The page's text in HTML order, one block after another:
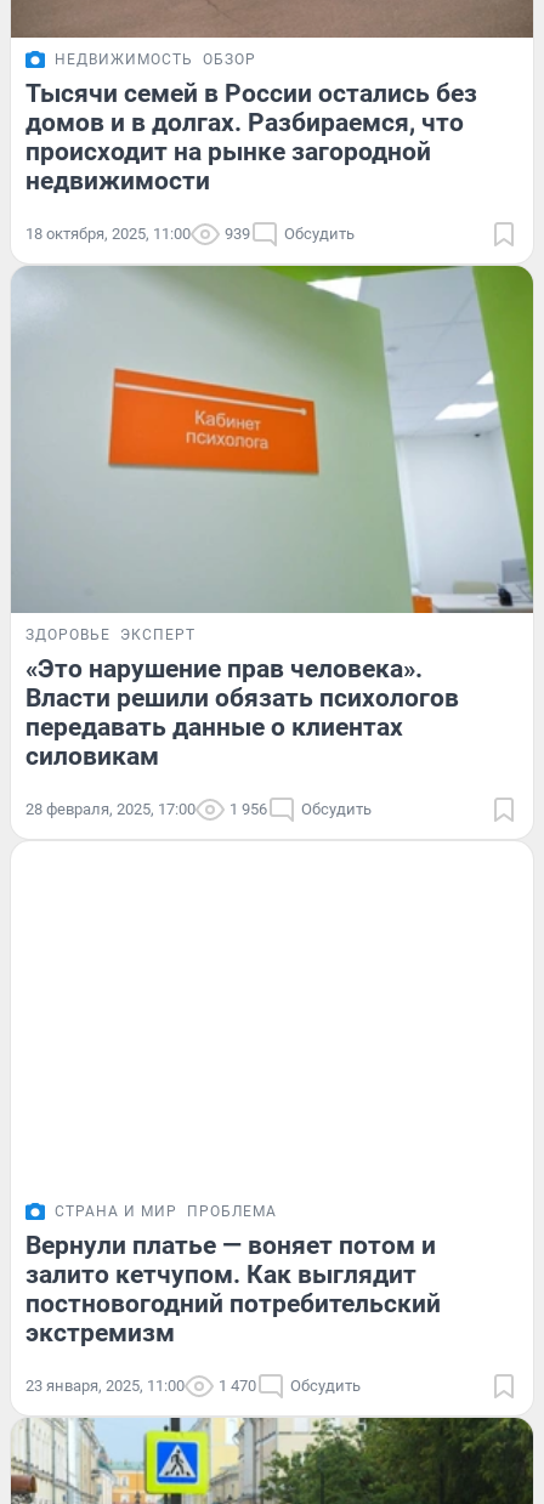
НЕДВИЖИМОСТЬ ОБЗОР
Тысячи семей в России остались без
домов и в долгах. Разбираемся, что
происходит на рынке загородной
недвижимости
18 октября, 2025, 11:00 939 Обсудить
ЗДОРОВЬЕ ЭКСПЕРТ
«Это нарушение прав человека».
Власти решили обязать психологов
передавать данные о клиентах
силовикам
28 февраля, 2025, 17:00 1 956 Обсудить
СТРАНА И МИР ПРОБЛЕМА
Вернули платье — воняет потом и
залито кетчупом. Как выглядит
постновогодний потребительский
экстремизм
23 января, 2025, 11:00 1 470 Обсудить